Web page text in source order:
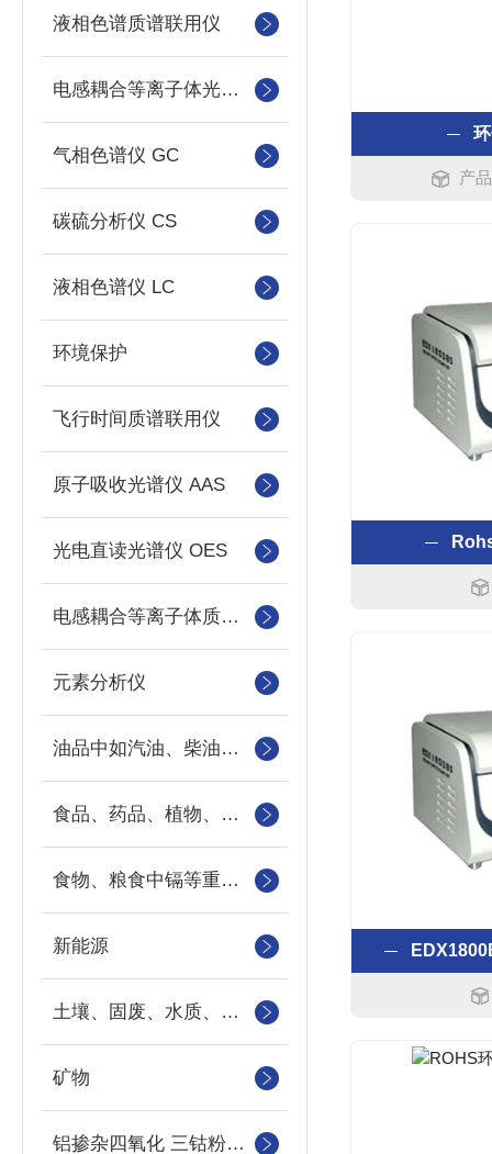
液相色谱质谱联用仪
电感耦合等离子体光谱仪
气相色谱仪 GC
碳硫分析仪 CS
液相色谱仪 LC
环境保护
飞行时间质谱联用仪
原子吸收光谱仪 AAS
光电直读光谱仪 OES
电感耦合等离子体质谱仪
元素分析仪
油品中如汽油、柴油等样品中的硫、氯、硅、磷的快速分析
食品、药品、植物、地下水、地表水以及工业污水中重金属
食物、粮食中镉等重金属元素
新能源
土壤、固废、水质、农作物
矿物
铝掺杂四氧化 三钴粉末中钴、铝元素的检测
产